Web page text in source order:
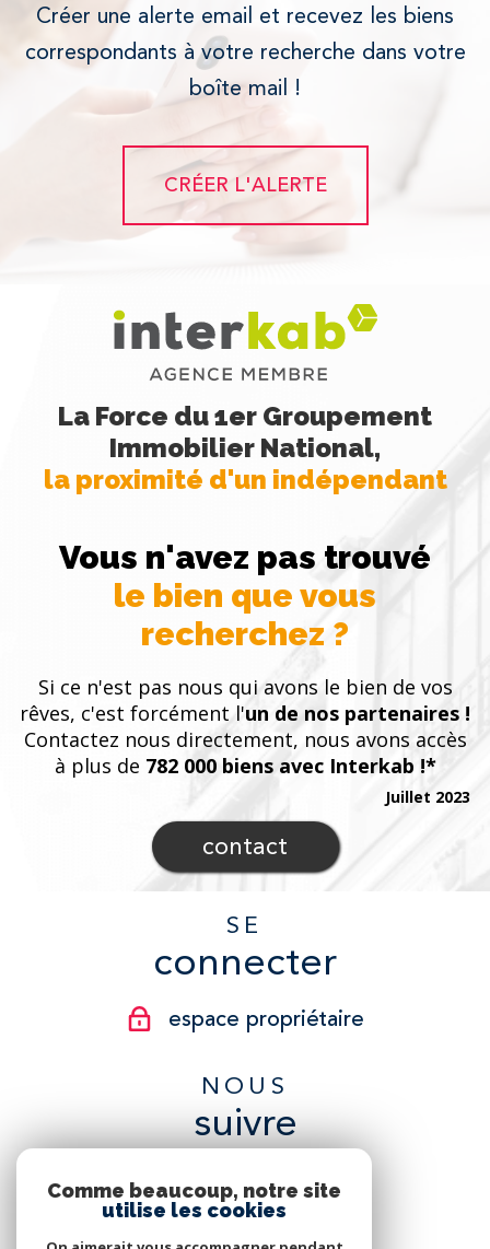
Créer une alerte email et recevez les biens
correspondants à votre recherche dans votre
boîte mail !
CRÉER L'ALERTE
La Force du 1er Groupement
Immobilier National,
la proximité d'un indépendant
Vous n'avez pas trouvé
le bien que vous
recherchez ?
Si ce n'est pas nous qui avons le bien de vos
rêves, c'est forcément l'un de nos partenaires !
Contactez nous directement, nous avons accès
à plus de 782 000 biens avec Interkab !*
contact
Juillet 2023
SE
connecter
espace propriétaire
NOUS
suivre
Comme beaucoup, notre site
utilise les cookies